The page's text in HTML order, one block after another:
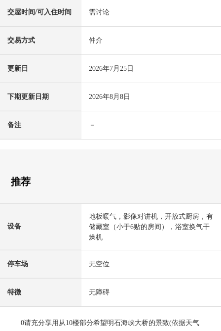
交屋时间/可入住时间 需讨论
交易方式 仲介
更新日 2026年7月25日
下期更新日期 2026年8月8日
备注 －
推荐
设备
地板暖气，影像对讲机，开放式厨房，有
储藏室（小于6贴的房间），浴室换气干
燥机
停车场 无空位
特徴 无障碍
0请充分享用从10楼部分希望明石海峡大桥的景致(依据天气